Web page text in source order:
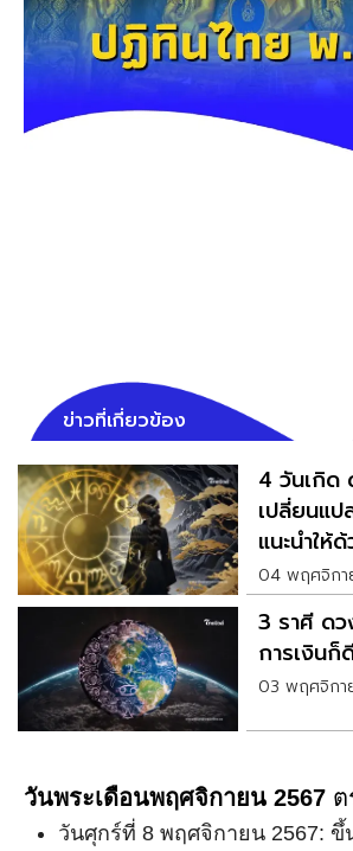
ข่าวที่เกี่ยวข้อง
4 วันเกิด
เปลี่ยนแ
แนะนำให้
04 พฤศจิกา
3 ราศี ดว
การเงินก็
03 พฤศจิกา
วันพระเดือนพฤศจิกายน 2567 ต
วันศุกร์ที่ 8 พฤศจิกายน 2567: ขึ้